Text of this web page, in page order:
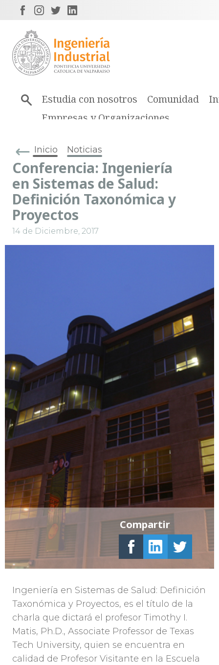
Estudia con nosotros Comunidad
Empresas y Organizaciones
Inicio Noticias
Conferencia: Ingeniería
en Sistemas de Salud:
Definición Taxonómica y
Proyectos
14 de Diciembre, 2017
Ingeniería en Sistemas de Salud: Definición
Taxonómica y Proyectos, es el título de la
charla que dictará el profesor Timothy I.
Matis, Ph.D., Associate Professor de Texas
Tech University, quien se encuentra en
calidad de Profesor Visitante en la Escuela
Compartir